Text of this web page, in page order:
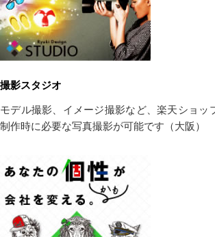
撮影スタジオ
モデル撮影、イメージ撮影など、楽天ショッ
制作時に必要な写真撮影が可能です（大阪）